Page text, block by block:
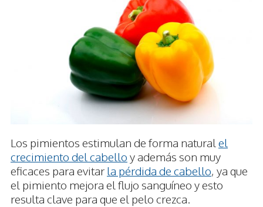
Los pimientos estimulan de forma natural el
crecimiento del cabello y además son muy
eficaces para evitar la pérdida de cabello, ya que
el pimiento mejora el flujo sanguíneo y esto
resulta clave para que el pelo crezca.